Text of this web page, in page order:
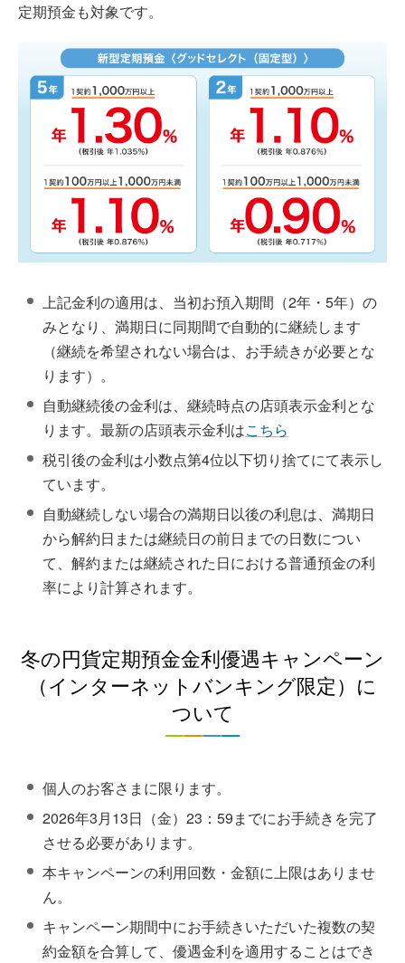
定期預金も対象です。
上記金利の適用は、当初お預入期間（2年・5年）の
みとなり、満期日に同期間で自動的に継続します
（継続を希望されない場合は、お手続きが必要とな
ります）。
自動継続後の金利は、継続時点の店頭表示金利とな
ります。最新の店頭表示金利はこちら
税引後の金利は小数点第4位以下切り捨てにて表示し
ています。
自動継続しない場合の満期日以後の利息は、満期日
から解約日または継続日の前日までの日数につい
て、解約または継続された日における普通預金の利
率により計算されます。
冬の円貨定期預金金利優遇キャンペーン
（インターネットバンキング限定）に
ついて
個人のお客さまに限ります。
2026年3月13日（金）23：59までにお手続きを完了
させる必要があります。
本キャンペーンの利用回数・金額に上限はありませ
ん。
キャンペーン期間中にお手続きいただいた複数の契
約金額を合算して、優遇金利を適用することはでき